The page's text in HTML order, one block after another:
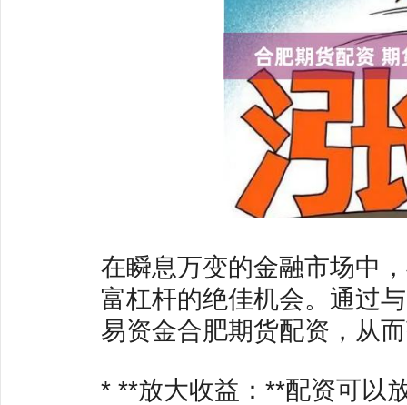
在瞬息万变的金融市场中
富杠杆的绝佳机会。通过
易资金合肥期货配资，从
* **放大收益：**配资可以